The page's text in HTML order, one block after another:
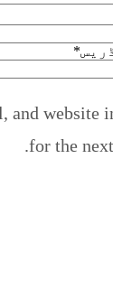
*
and website
for the